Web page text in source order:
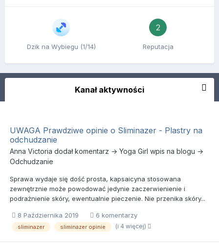
Dzik na Wybiegu (1/14)
2
Reputacja
Kanał aktywności
UWAGA Prawdziwe opinie o Sliminazer - Plastry na
odchudzanie
Anna Victoria dodał komentarz → Yoga Girl wpis na blogu →
Odchudzanie
Sprawa wydaje się dość prosta, kapsaicyna stosowana
zewnętrznie może powodować jedynie zaczerwienienie i
podrażnienie skóry, ewentualnie pieczenie. Nie przenika skóry...
8 Października 2019 6 komentarzy
sliminazer sliminazer opinie (i 4 więcej)